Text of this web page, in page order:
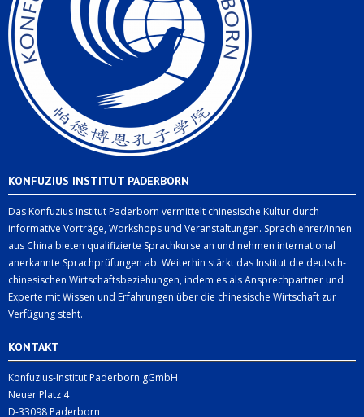
KONFUZIUS INSTITUT PADERBORN
Das Konfuzius Institut Paderborn vermittelt chinesische Kultur durch
informative Vorträge, Workshops und Veranstaltungen. Sprachlehrer/innen
aus China bieten qualifizierte Sprachkurse an und nehmen international
anerkannte Sprachprüfungen ab. Weiterhin stärkt das Institut die deutsch-
chinesischen Wirtschaftsbeziehungen, indem es als Ansprechpartner und
Experte mit Wissen und Erfahrungen über die chinesische Wirtschaft zur
Verfügung steht.
KONTAKT
Konfuzius-Institut Paderborn gGmbH
Neuer Platz 4
D-33098 Paderborn